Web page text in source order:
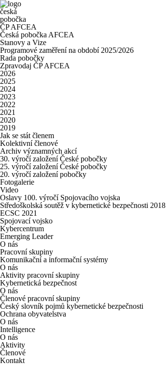
česká
pobočka
ČP AFCEA
Česká pobočka AFCEA
Stanovy a Vize
Programové zaměření na období 2025/2026
Rada pobočky
Zpravodaj ČP AFCEA
2026
2025
2024
2023
2022
2021
2020
2019
Jak se stát členem
Kolektivní členové
Archiv významných akcí
30. výročí založení České pobočky
25. výročí založení České pobočky
20. výročí založení pobočky
Fotogalerie
Video
Oslavy 100. výročí Spojovacího vojska
Středoškolská soutěž v kybernetické bezpečnosti 2018
ECSC 2021
Spojovací vojsko
Kybercentrum
Emerging Leader
O nás
Pracovní skupiny
Komunikační a informační systémy
O nás
Aktivity pracovní skupiny
Kybernetická bezpečnost
O nás
Členové pracovní skupiny
Český slovník pojmů kybernetické bezpečnosti
Ochrana obyvatelstva
O nás
Intelligence
O nás
Aktivity
Členové
Kontakt